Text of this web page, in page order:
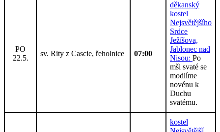
PO
22.5.
sv. Rity z Cascie, řeholnice 07:00
děkanský
kostel
Nejsvětějšího
Srdce
Ježíšova,
Jablonec nad
Nisou: Po
mši svaté se
modlíme
novénu k
Duchu
svatému.
kostel